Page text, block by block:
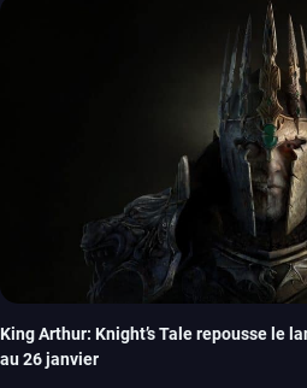
King Arthur: Knight’s Tale repousse le
au 26 janvier